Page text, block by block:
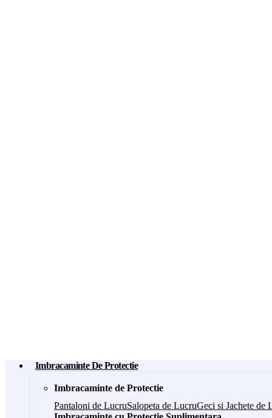
Imbracaminte De Protectie
Imbracaminte de Protectie
Pantaloni de LucruSalopeta de LucruGeci si Jachete de